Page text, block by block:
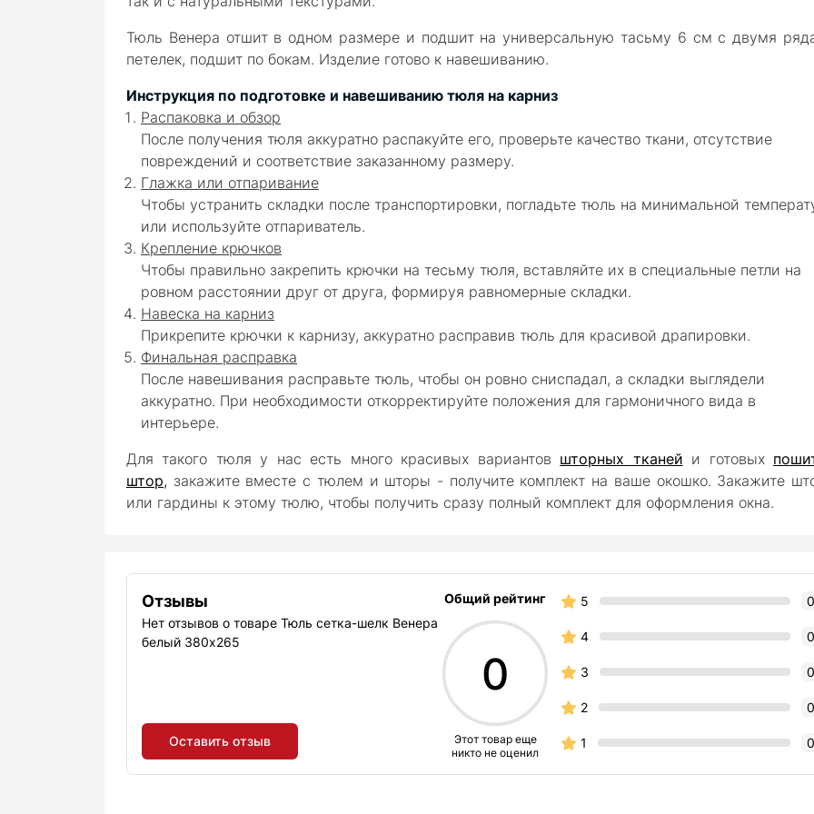
Тюль Венера отшит в одном размере и подшит на универсальную тасьму 6 см с двумя
петелек, подшит по бокам. Изделие готово к навешиванию.
Инструкция по подготовке и навешиванию тюля на карниз
Распаковка и обзор
После получения тюля аккуратно распакуйте его, проверьте качество ткани, отсутствие
повреждений и соответствие заказанному размеру.
Глажка или отпаривание
Чтобы устранить складки после транспортировки, погладьте тюль на минимальной
или используйте отпариватель.
Крепление крючков
Чтобы правильно закрепить крючки на тесьму тюля, вставляйте их в специальные петли на
ровном расстоянии друг от друга, формируя равномерные складки.
Навеска на карниз
Прикрепите крючки к карнизу, аккуратно расправив тюль для красивой драпировки.
Финальная расправка
После навешивания расправьте тюль, чтобы он ровно сниспадал, а складки выглядели
аккуратно. При необходимости откорректируйте положения для гармоничного вида в
интерьере.
Для такого тюля у нас есть много красивых вариантов шторных тканей и готовых
штор, закажите вместе с тюлем и шторы - получите комплект на ваше окошко. Закажите
или гардины к этому тюлю, чтобы получить сразу полный комплект для оформления окна.
Отзывы
Нет отзывов о товаре Тюль сетка-шелк Венера
белый 380х265
Оставить отзыв
Общий рейтинг
0
Этот товар еще
никто не оценил
5 0
4 0
3 0
2 0
1 0